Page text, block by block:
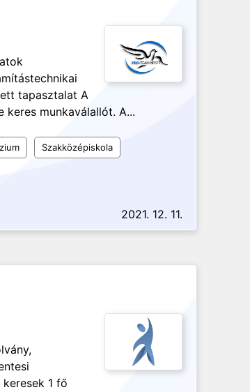
tapasztalat A
munkaválallót. A...
Szakközépiskola
2021. 12. 11.
1 fő